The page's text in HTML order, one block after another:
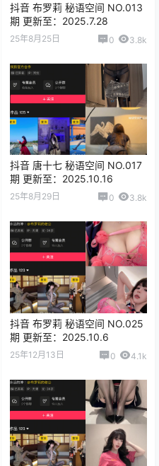
抖音 布罗莉 秘语空间 NO.013
期 更新至：2025.7.28
25年8月25日 0 3.8k
抖音 唐十七 秘语空间 NO.017
期 更新至：2025.10.16
25年8月29日 0 3.8k
抖音 布罗莉 秘语空间 NO.025
期 更新至：2025.10.6
25年12月13日 0 4.1k